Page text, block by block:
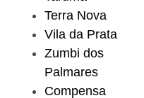
Terra Nova
Vila da Prata
Zumbi dos
Palmares
Compensa